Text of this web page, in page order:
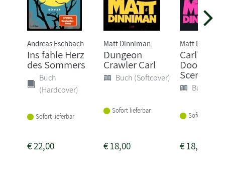
Andreas Eschbach
Ins fahle Herz
des Sommers
Buch
(Hardcover)
Sofort lieferbar
€22,00
Matt Dinniman
Dungeon
Crawler Carl
Buch (Softcover)
Sofort lieferbar
€18,00
Matt
Carl's
Scenario
Buch
Sofort
€18,00